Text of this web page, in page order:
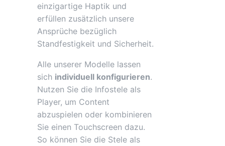
einzigartige Haptik und
erfüllen zusätzlich unsere
Ansprüche bezüglich
Standfestigkeit und Sicherheit.
Alle unserer Modelle lassen
sich individuell konfigurieren.
Nutzen Sie die Infostele als
Player, um Content
abzuspielen oder kombinieren
Sie einen Touchscreen dazu.
So können Sie die Stele als